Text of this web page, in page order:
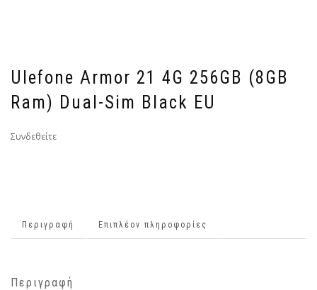
Ulefone Armor 21 4G 256GB (8GB
Ram) Dual-Sim Black EU
Συνδεθείτε
Περιγραφή Επιπλέον πληροφορίες
Περιγραφή